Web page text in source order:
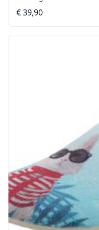
€ 39,90